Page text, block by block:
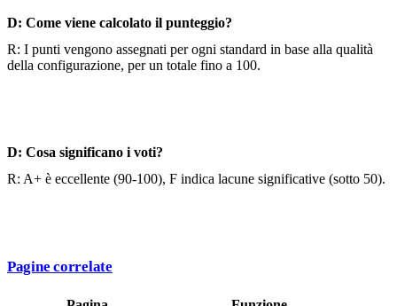
D: Come viene calcolato il punteggio?
R: I punti vengono assegnati per ogni standard in base alla qualità
della configurazione, per un totale fino a 100.
D: Cosa significano i voti?
R: A+ è eccellente (90-100), F indica lacune significative (sotto 50).
Pagine correlate